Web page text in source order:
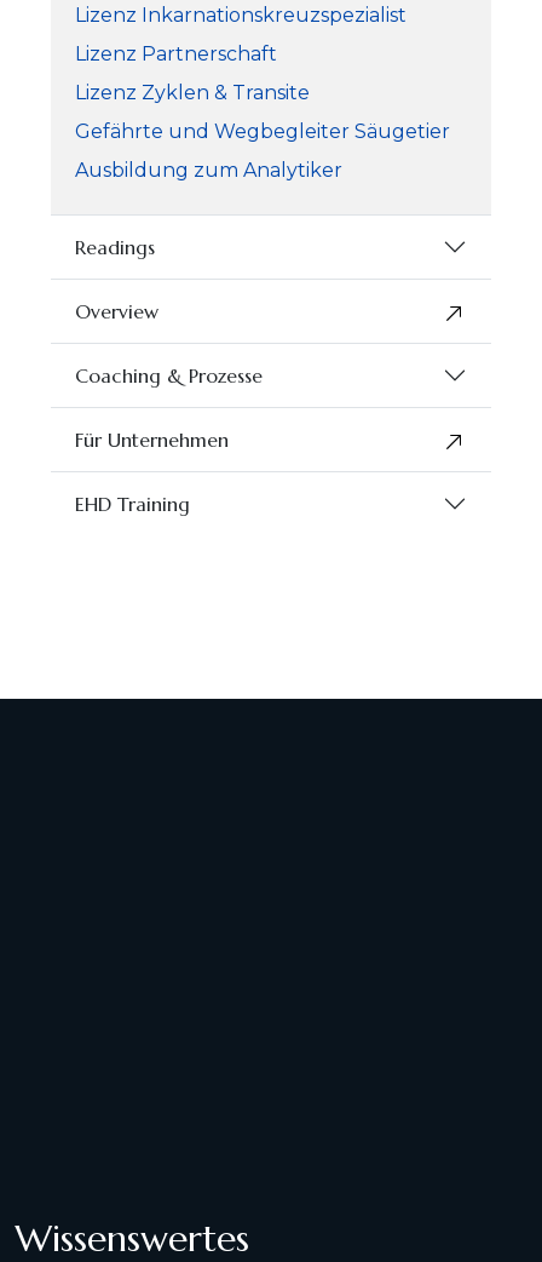
Lizenz Inkarnationskreuzspezialist
Lizenz Partnerschaft
Lizenz Zyklen & Transite
Gefährte und Wegbegleiter Säugetier
Ausbildung zum Analytiker
Readings
Overview
Coaching & Prozesse
Für Unternehmen
EHD Training
Wissenswertes